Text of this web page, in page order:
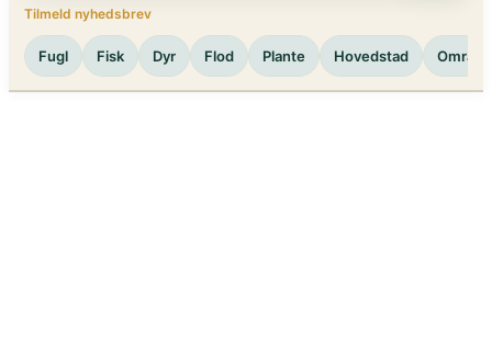
Tilmeld nyhedsbrev
Fugl Fisk Dyr Flod Plante Hovedstad Område